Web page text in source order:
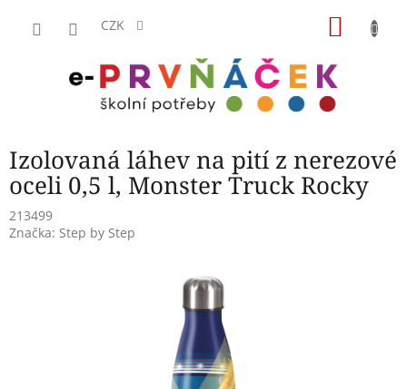
CZK
Izolovaná láhev na pití z nerezové
oceli 0,5 l, Monster Truck Rocky
213499
Značka: Step by Step